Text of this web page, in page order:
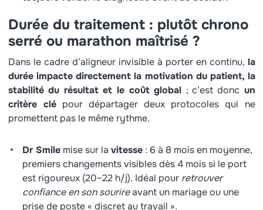
Durée du traitement : plutôt chrono
serré ou marathon maîtrisé ?
Dans le cadre d’aligneur invisible à porter en continu, la
durée impacte directement la motivation du patient, la
stabilité du résultat et le coût global ; c’est donc un
critère clépour départager deux protocoles qui ne
promettent pas le même rythme.
Dr Smilemise sur la vitesse: 6 à 8 mois en moyenne,
premiers changements visibles dès 4 mois si le port
est rigoureux (20–22 h/j). Idéal pour retrouver
confiance en son sourireavant un mariage ou une
prise de poste « discret au travail ».